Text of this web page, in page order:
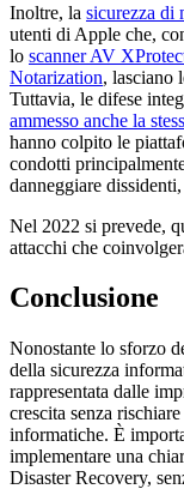
Inoltre, la sicurezza di
utenti di Apple che,
lo scanner AV
Notarization, lasciano
Tuttavia, le difese
ammesso anche la
hanno colpito le
condotti
danneggiare
Nel 2022 si prevede,
attacchi che
Conclusione
Nonostante lo sforzo
della sicurezza
rappresentata dalle
crescita senza
informatiche. È
implementare una
Disaster Recovery,